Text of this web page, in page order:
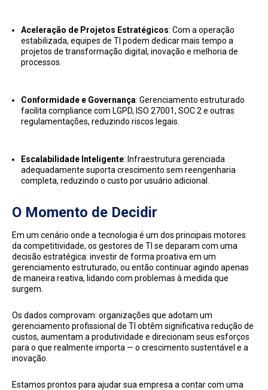
Aceleração de Projetos Estratégicos: Com a operação
estabilizada, equipes de TI podem dedicar mais tempo a
projetos de transformação digital, inovação e melhoria de
processos.
Conformidade e Governança: Gerenciamento estruturado
facilita compliance com LGPD, ISO 27001, SOC 2 e outras
regulamentações, reduzindo riscos legais.
Escalabilidade Inteligente: Infraestrutura gerenciada
adequadamente suporta crescimento sem reengenharia
completa, reduzindo o custo por usuário adicional.
O Momento de Decidir
Em um cenário onde a tecnologia é um dos principais motores
da competitividade, os gestores de TI se deparam com uma
decisão estratégica: investir de forma proativa em um
gerenciamento estruturado, ou então continuar agindo apenas
de maneira reativa, lidando com problemas à medida que
surgem.
Os dados comprovam: organizações que adotam um
gerenciamento profissional de TI obtêm significativa redução de
custos, aumentam a produtividade e direcionam seus esforços
para o que realmente importa — o crescimento sustentável e a
inovação.
Estamos prontos para ajudar sua empresa a contar com uma